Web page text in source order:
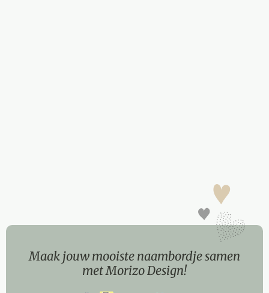
Maak jouw mooiste naambordje samen
met Morizo Design!